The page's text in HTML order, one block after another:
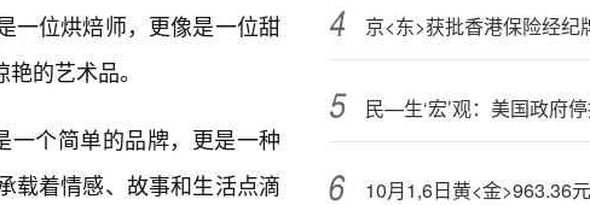
一位烘焙师，更像是一位甜
的艺术品。
一个简单的品牌，更是一种
载着情感、故事和生活点滴